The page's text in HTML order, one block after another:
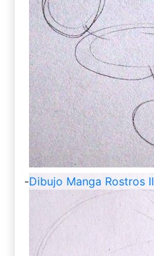
-Dibujo Manga Rostros II